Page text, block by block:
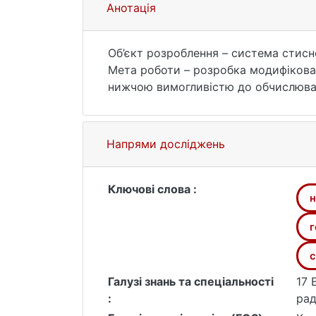
Анотація
Об’єкт розроблення – система
Мета роботи – розробка
нижчою вимогливістю до
представлено аналіз проблем, з
велика вимогливість до
Snake для кращого узагальнення
спектрограмами, та вдосконалення
Було розроблено модифіковану
тренування моделі на базі
Результати показали покращення
існуючими рішеннями, такими як
Напрями досліджень
Ключові слова :
Галузі знань та спеціальності
:
17